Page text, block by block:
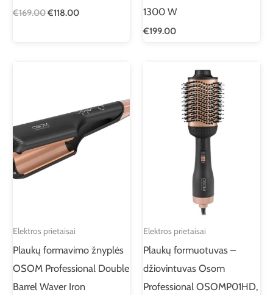
€169.00€118.00
1300 W
€199.00
Elektros prietaisai
Plaukų formavimo žnyplės
OSOM Professional Double
Barrel Waver Iron
Elektros prietaisai
Plaukų formuotuvas –
džiovintuvas Osom
Professional OSOMP01HD,